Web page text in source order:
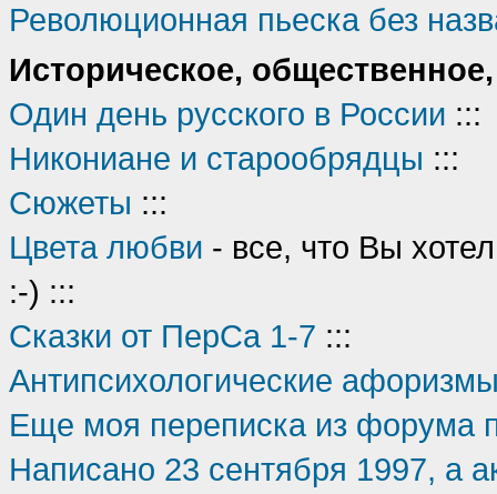
Революционная пьеска без
Историческое,
Один день русского в России :::
Никониане и старообрядцы :::
Сюжеты :::
Цвета любви - все, что Вы
:-) :::
Сказки от ПерСа 1-7 :::
Антипсихологические
Еще моя переписка из форума
Написано 23 сентября 1997, а